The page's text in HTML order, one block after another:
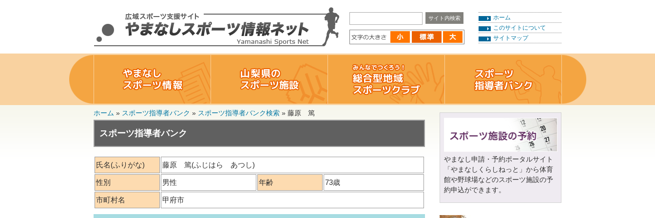
ホーム
このサイトについて
サイトマップ
ホーム » スポーツ指導者バンク » スポーツ指導者バンク検索 » 藤原 篤
スポーツ指導者バンク
氏名(ふりがな) 藤原 篤(ふじはら あつし)
性別 男性 年齢 73歳
市町村名 甲府市
やまなし申請・予約ポータルサイト
「やまなしくらしねっと」から体育
館や野球場などのスポーツ施設の予
約申込ができます。